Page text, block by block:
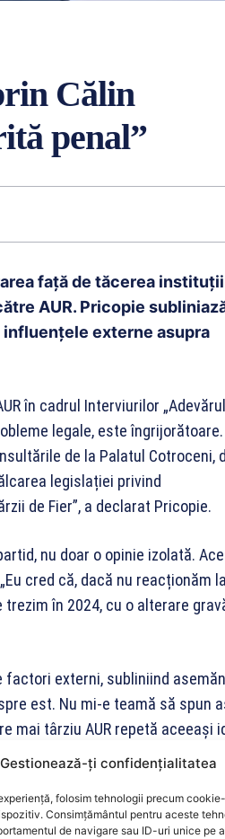
Gestionează-ți confidențialitatea
folosim tehnologii precum
Consimțământul pentru aceste
de navigare sau ID-uri unice pe
Călin
penal”
față de tăcerea
AUR. Pricopie
externe asupra
în cadrul Interviurilor
legale, este îngrijorătoare.
de la Palatul Cotroceni,
legislației privind
de Fier”, a declarat Pricopie.
nu doar o opinie izolată.
cred că, dacă nu reacționăm la
în 2024, cu o alterare
factori externi, subliniind
est. Nu mi-e teamă să spun
mai târziu AUR repetă aceeași
ataca suveranitatea României.
statului român”, a concluzionat